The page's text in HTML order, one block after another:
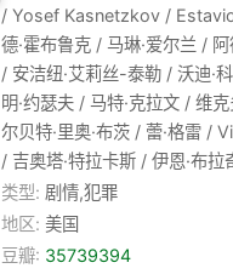
/ Yosef Kasnetzkov /
德·霍布鲁克 / 马琳·爱尔兰 /
/ 安洁纽·艾莉丝-泰勒 / 沃迪·
明·约瑟夫 / 马特·克拉文 / 维
尔贝特·里奥·布茨 / 蕾·格雷 /
/ 吉奥塔·特拉卡斯 / 伊恩·布拉
类型: 剧情,犯罪
地区: 美国
豆瓣: 35739394